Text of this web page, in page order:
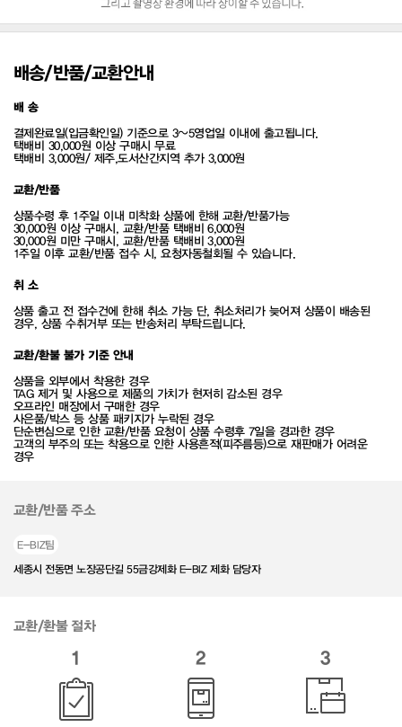
배송/반품/교환안내
배 송
결제완료일(입금확인일) 기준으로 3~5영업일 이내에 출고됩니다.
택배비 30,000원 이상 구매시 무료
택배비 3,000원/ 제주,도서산간지역 추가 3,000원
교환/반품
상품수령 후 1주일 이내 미착화 상품에 한해 교환/반품가능
30,000원 이상 구매시, 교환/반품 택배비 6,000원
30,000원 미만 구매시, 교환/반품 택배비 3,000원
1주일 이후 교환/반품 접수 시, 요청자동철회될 수 있습니다.
취 소
상품 출고 전 접수건에 한해 취소 가능 단, 취소처리가 늦어져 상품이 배송된
경우, 상품 수취거부 또는 반송처리 부탁드립니다.
교환/환불 불가 기준 안내
상품을 외부에서 착용한 경우
TAG 제거 및 사용으로 제품의 가치가 현저히 감소된 경우
오프라인 매장에서 구매한 경우
사은품/박스 등 상품 패키지가 누락된 경우
단순변심으로 인한 교환/반품 요청이 상품 수령후 7일을 경과한 경우
고객의 부주의 또는 착용으로 인한 사용흔적(피주름등)으로 재판매가 어려운
경우
교환/반품 주소
E-BIZ팀
세종시 전동면 노장공단길 55금강제화 E-BIZ 제화 담당자
교환/환불 절차
1 2 3